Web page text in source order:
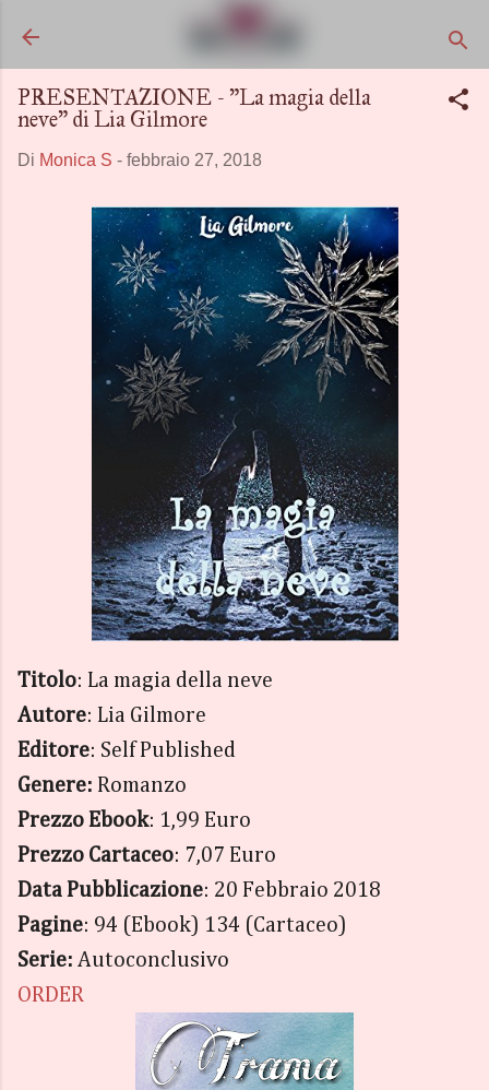
PRESENTAZIONE - "La magia della
neve" di Lia Gilmore
Di Monica S - febbraio 27, 2018
Titolo: La magia della neve
Autore: Lia Gilmore
Editore: Self Published
Genere: Romanzo
Prezzo Ebook: 1,99 Euro
Prezzo Cartaceo: 7,07 Euro
Data Pubblicazione: 20 Febbraio 2018
Pagine: 94 (Ebook) 134 (Cartaceo)
Serie: Autoconclusivo
ORDER